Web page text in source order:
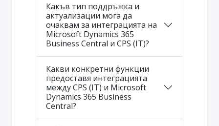
Какъв тип поддръжка и
актуализации мога да
очаквам за интеграцията на
Microsoft Dynamics 365
Business Central и CPS (IT)?
Какви конкретни функции
предоставя интеграцията
между CPS (IT) и Microsoft
Dynamics 365 Business
Central?